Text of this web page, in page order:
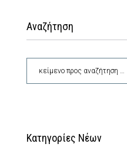
Αναζήτηση
Κατηγορίες Νέων